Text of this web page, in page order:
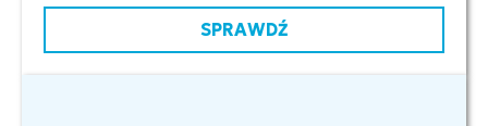
SPRAWDŹ